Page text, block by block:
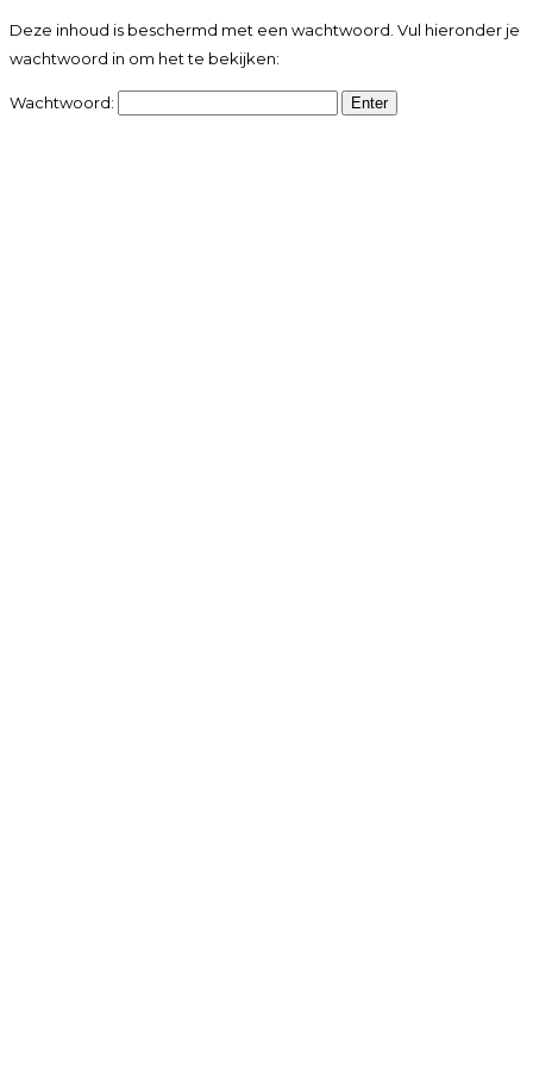
Deze inhoud is beschermd met een wachtwoord. Vul hieronder je
wachtwoord in om het te bekijken:
Wachtwoord: